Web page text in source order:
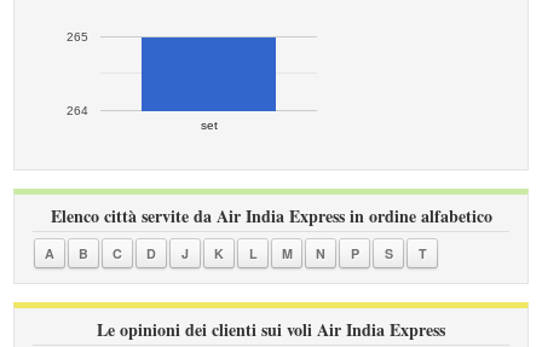
set
264
265
Elenco città servite da Air India Express in ordine alfabetico
A B C D J K L M N P S T
Le opinioni dei clienti sui voli Air India Express